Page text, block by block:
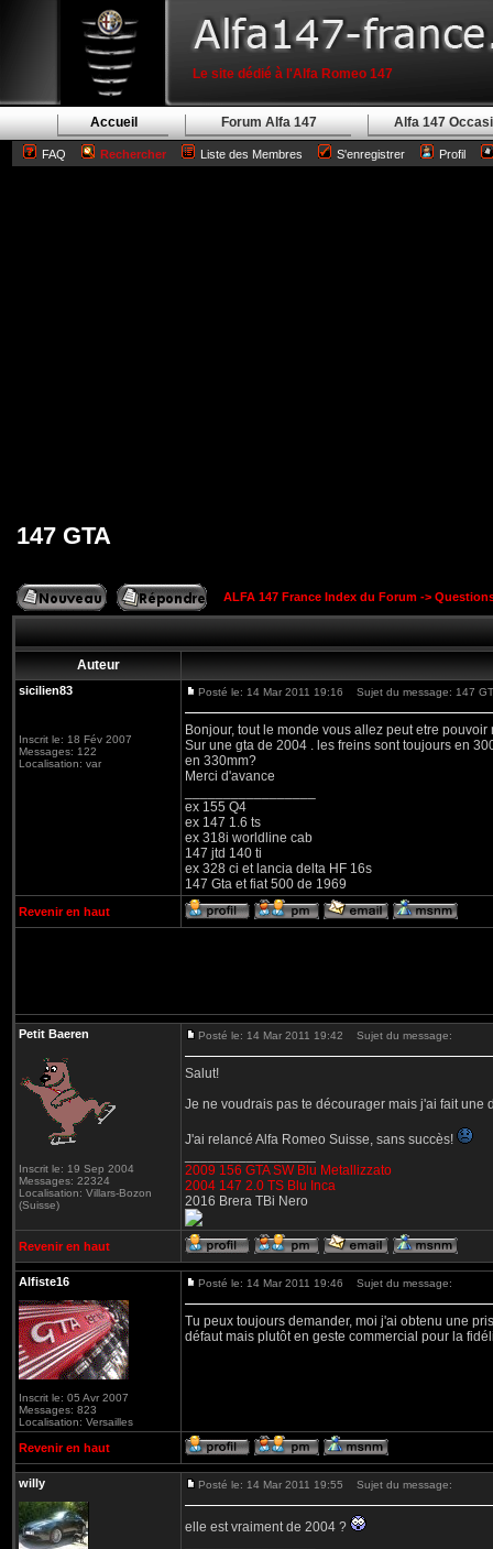
Le site dédié à l'Alfa Romeo 147
Accueil Forum Alfa 147 Alfa 147
FAQ Rechercher Liste des Membres S'enregistrer Profil
147 GTA
ALFA 147 France Index du Forum ->
Auteur
sicilien83
Inscrit le: 18 Fév 2007
Messages: 122
Localisation: var
Posté le: 14 Mar 2011 19:16 Sujet du message: 147
Bonjour, tout le monde vous allez peut etre pouvoir
Sur une gta de 2004 . les freins sont toujours en
en 330mm?
Merci d'avance
ex 155 Q4
ex 147 1.6 ts
ex 318i worldline cab
147 jtd 140 ti
ex 328 ci et lancia delta HF 16s
147 Gta et fiat 500 de 1969
Revenir en haut
Petit Baeren
Inscrit le: 19 Sep 2004
Messages: 22324
Localisation: Villars-Bozon
(Suisse)
Posté le: 14 Mar 2011 19:42 Sujet du message:
Salut!
Je ne voudrais pas te décourager mais j'ai fait une
J'ai relancé Alfa Romeo Suisse, sans succès!
2009 156 GTA SW Blu Metallizzato
2004 147 2.0 TS Blu Inca
2016 Brera TBi Nero
Revenir en haut
Alfiste16
Inscrit le: 05 Avr 2007
Messages: 823
Localisation: Versailles
Posté le: 14 Mar 2011 19:46 Sujet du message:
Tu peux toujours demander, moi j'ai obtenu une
défaut mais plutôt en geste commercial pour la
Revenir en haut
willy Posté le: 14 Mar 2011 19:55 Sujet du message:
elle est vraiment de 2004 ?